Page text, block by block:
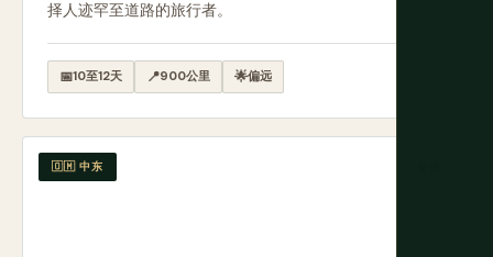
择人迹罕至道路的旅行者。
📅10至12天 📍900公里 🌟偏远
🇴🇲 中东